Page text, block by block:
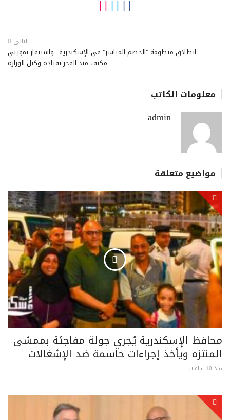
التالى
انطلاق منظومة "الخصم المباشر" في الإسكندرية.. واستنفار تمويني
مكثف منذ الفجر بقيادة وكيل الوزارة
معلومات الكاتب
admin
مواضيع متعلقة
محافظ الإسكندرية يُجري جولة مفاجئة بممشى
المنتزه ويأخذ إجراءات حاسمة ضد الإشغالات
منذ 10 ساعات